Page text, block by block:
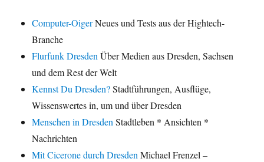
Computer-OigerNeues und Tests aus der Hightech-
Branche
Flurfunk DresdenÜber Medien aus Dresden, Sachsen
und dem Rest der Welt
Kennst Du Dresden?Stadtführungen, Ausflüge,
Wissenswertes in, um und über Dresden
Menschen in DresdenStadtleben * Ansichten *
Nachrichten
Mit Cicerone durch DresdenMichael Frenzel –